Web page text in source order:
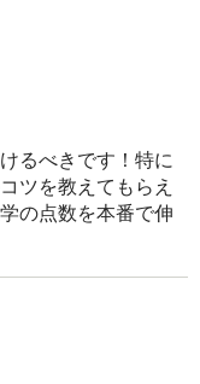
るべきです！特に
ツを教えてもらえ
の点数を本番で伸